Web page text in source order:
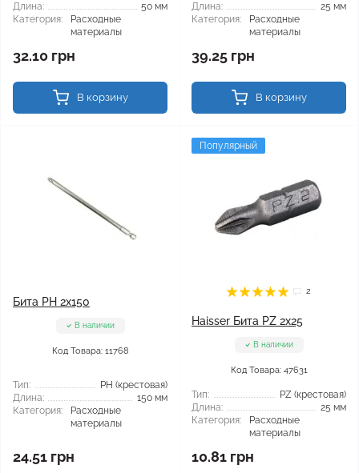
Длина:
50 мм
Категория:
Расходные
материалы
32.10 грн
В корзину
Длина:
25 мм
Категория:
Расходные
материалы
39.25 грн
В корзину
Бита PH 2x150
В наличии
Код Товара: 11768
Тип:
РН (крестовая)
Длина:
150 мм
Категория:
Расходные
материалы
24.51 грн
Популярный
2
Haisser Бита PZ 2x25
В наличии
Код Товара: 47631
Тип:
PZ (крестовая)
Длина:
25 мм
Категория:
Расходные
материалы
10.81 грн